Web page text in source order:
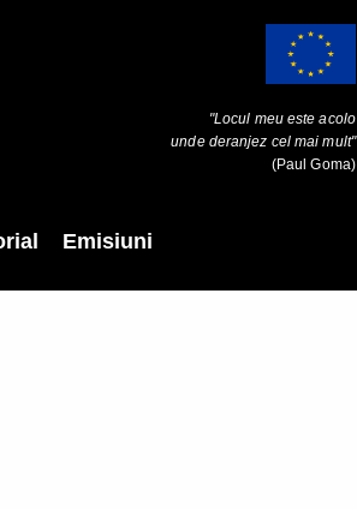
"Locul meu este acolo
unde deranjez cel mai mult"
(Paul Goma)
Emisiuni